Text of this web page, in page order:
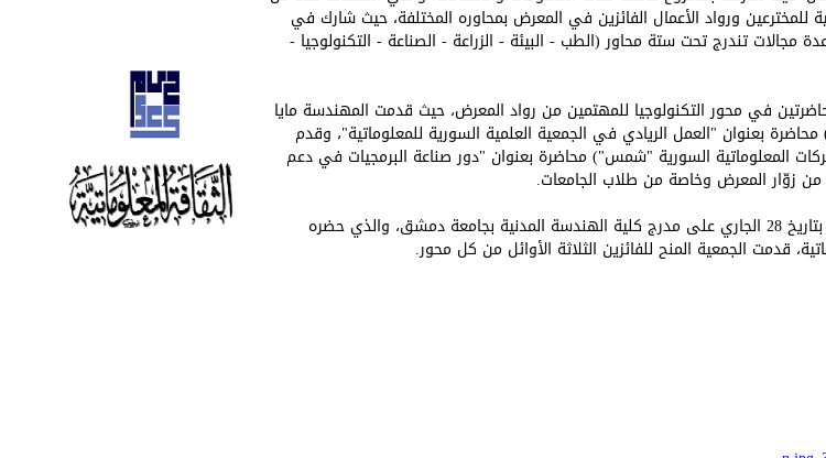
بالاضافة إلى تقديم /28/ منحة تدريبية للمخترعين ورواد الأعمال الفائزين في المعرض بمحاوره المختلفة، حيث شارك في
في عدة مجالات تندرج تحت ستة محاور (الطب - البيئة - الزراعة - الصناعة - التكنولوجيا -
في محور التكنولوجيا للمهتمين من رواد المعرض، حيث قدمت المهندسة مايا
بعنوان "العمل الريادي في الجمعية العلمية السورية للمعلوماتية"، وقدم
المعلوماتية السورية "شمس") محاضرة بعنوان "دور صناعة البرمجيات في دعم
زوّار المعرض وخاصة من طلاب الجامعات.
وفي الحفل الختامي للمعرض الذي أقيم لتكريم الفائزين بتاريخ 28 الجاري على مدرج كلية الهندسة المدنية بجامعة دمشق، والذي حضره
قدمت الجمعية المنح للفائزين الثلاثة الأوائل من كل محور.